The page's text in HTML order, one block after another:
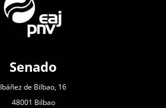
Senado
Ibáñez de Bilbao, 16
48001 Bilbao